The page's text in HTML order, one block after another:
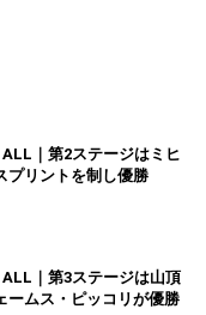
｜第2ステージはミヒ
プリントを制し優勝
｜第3ステージは山頂
ームス・ピッコリが優勝